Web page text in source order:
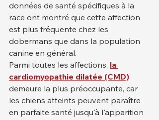
données de santé spécifiques à la
race ont montré que cette affection
est plus fréquente chez les
dobermans que dans la population
canine en général.
Parmi toutes les affections, la
cardiomyopathie dilatée (CMD)
demeure la plus préoccupante, car
les chiens atteints peuvent paraître
en parfaite santé jusqu'à l'apparition